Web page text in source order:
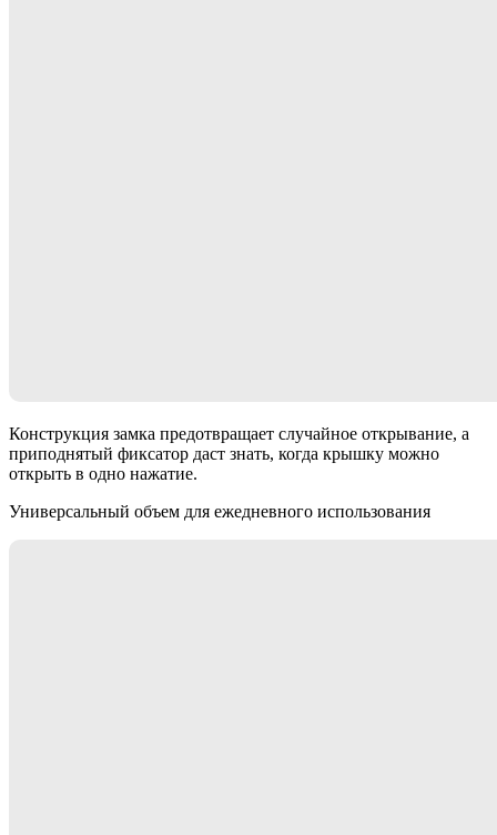
Конструкция замка предотвращает случайное открывание, а
приподнятый фиксатор даст знать, когда крышку можно
открыть в одно нажатие.
Универсальный объем для ежедневного использования